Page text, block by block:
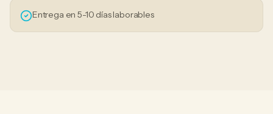
Entrega en 5-10 días laborables